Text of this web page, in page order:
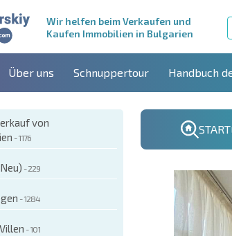
Wir helfen beim Verkaufen und
Kaufen Immobilien in Bulgarien
Über uns Schnuppertour Handbuch
von
- 1176
- 229
- 1284
- 101